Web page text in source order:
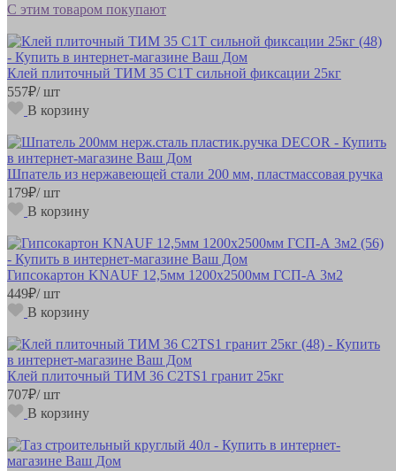
С этим товаром покупают
Клей плиточный ТИМ 35 С1Т сильной фиксации 25кг
557₽/ шт
В корзину
Шпатель из нержавеющей стали 200 мм, пластмассовая ручка
179₽/ шт
В корзину
Гипсокартон KNAUF 12,5мм 1200х2500мм ГСП-А 3м2
449₽/ шт
В корзину
Клей плиточный ТИМ 36 С2ТS1 гранит 25кг
707₽/ шт
В корзину